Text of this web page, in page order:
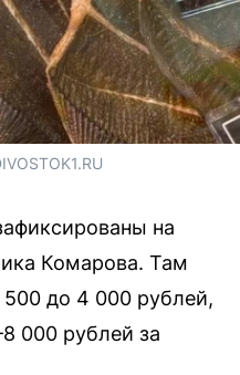
на
Комарова. Там
до 4 000 рублей,
000 рублей за